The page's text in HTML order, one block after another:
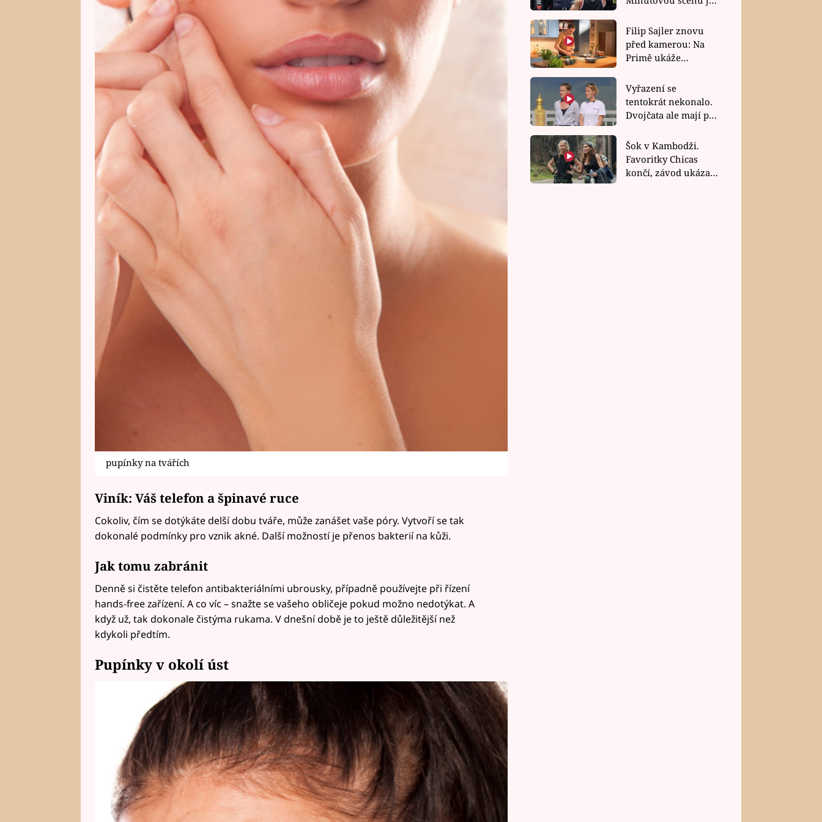
pupínky na tvářích
Viník: Váš telefon a špinavé ruce
Cokoliv, čím se dotýkáte delší dobu tváře, může zanášet vaše póry. Vytvoří se tak
dokonalé podmínky pro vznik akné. Další možností je přenos bakterií na kůži.
Jak tomu zabránit
Denně si čistěte telefon antibakteriálními ubrousky, případně používejte při řízení
hands-free zařízení. A co víc – snažte se vašeho obličeje pokud možno nedotýkat. A
když už, tak dokonale čistýma rukama. V dnešní době je to ještě důležitější než
kdykoli předtím.
Pupínky v okolí úst
Filip Sajler znovu
před kamerou: Na
Primě ukáže
rychlé recepty
Vyřazení se
tentokrát nekonalo.
Dvojčata ale mají po
závodu nůž na krku
Šok v Kambodži.
Favoritky Chicas
končí, závod ukázal